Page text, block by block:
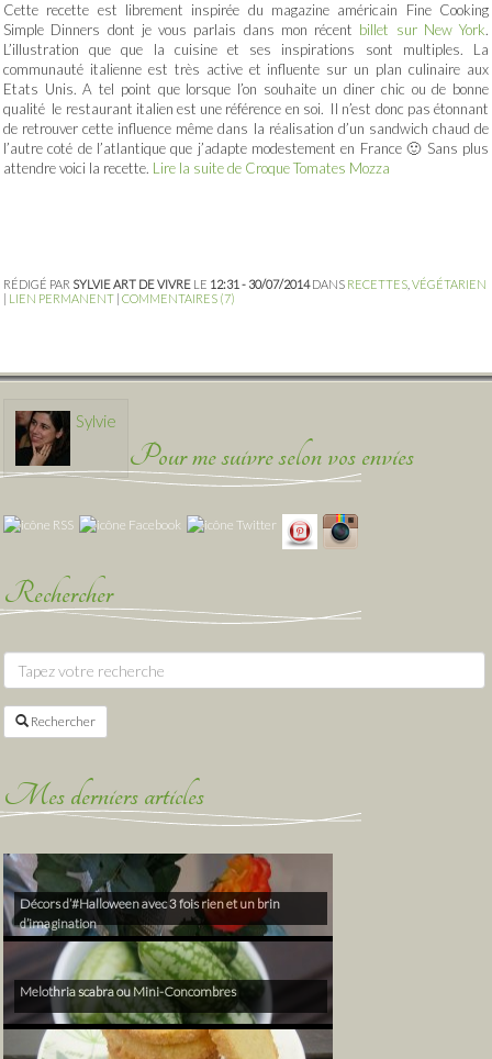
Cette recette est librement inspirée du magazine américain Fine Cooking
Simple Dinners dont je vous parlais dans mon récent billet sur New York.
L’illustration que que la cuisine et ses inspirations sont multiples. La
communauté italienne est très active et influente sur un plan culinaire aux
Etats Unis. A tel point que lorsque l’on souhaite un diner chic ou de bonne
qualité le restaurant italien est une référence en soi. Il n’est donc pas étonnant
de retrouver cette influence même dans la réalisation d’un sandwich chaud de
l’autre coté de l’atlantique que j’adapte modestement en France 🙂 Sans plus
attendre voici la recette. Lire la suite de Croque Tomates Mozza
RÉDIGÉ PAR SYLVIE ART DE VIVRE LE 12:31 - 30/07/2014DANS RECETTES VÉGÉTARIEN
LIEN PERMANENT COMMENTAIRES (7)
Sylvie
Pour me suivre selon vos envies
Rechercher
Rechercher
Mes derniers articles
Décors d’#Halloween avec 3 fois rien et un brin
d’imagination
Melothria scabra ou Mini-Concombres